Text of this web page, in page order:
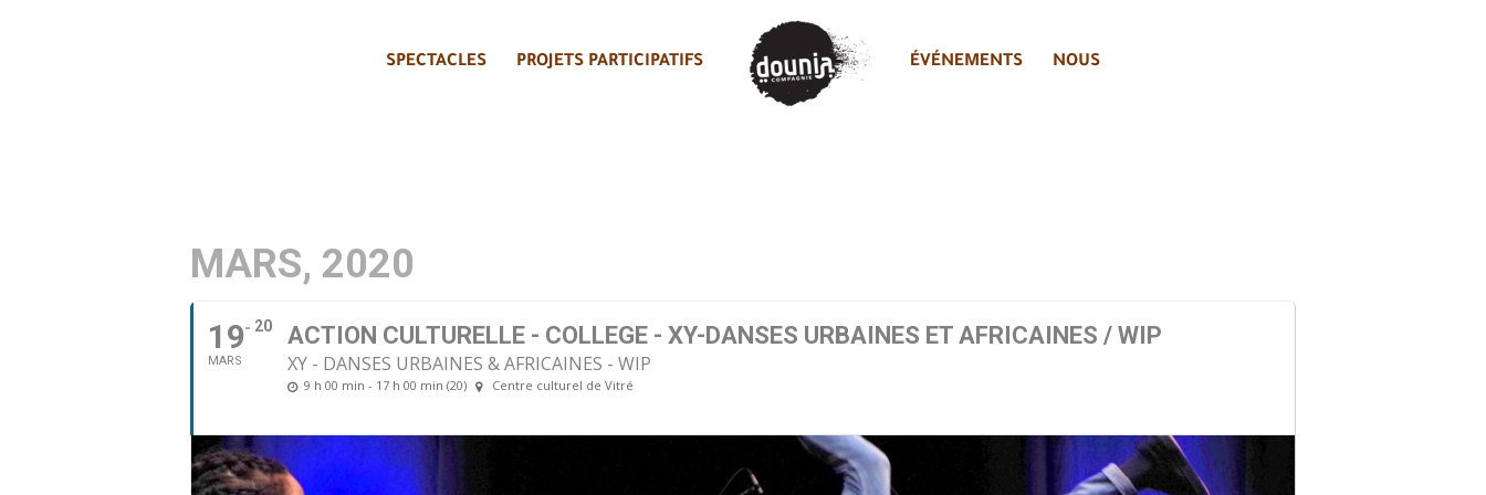
SPECTACLES PROJETS PARTICIPATIFS ÉVÉNEMENTS NOUS
MARS, 2020
19
MARS
20 ACTION CULTURELLE - COLLEGE - XY-DANSES URBAINES ET AFRICAINES / WIP
XY - DANSES URBAINES & AFRICAINES - WIP
9 h 00 min - 17 h 00 min (20) Centre culturel de Vitré